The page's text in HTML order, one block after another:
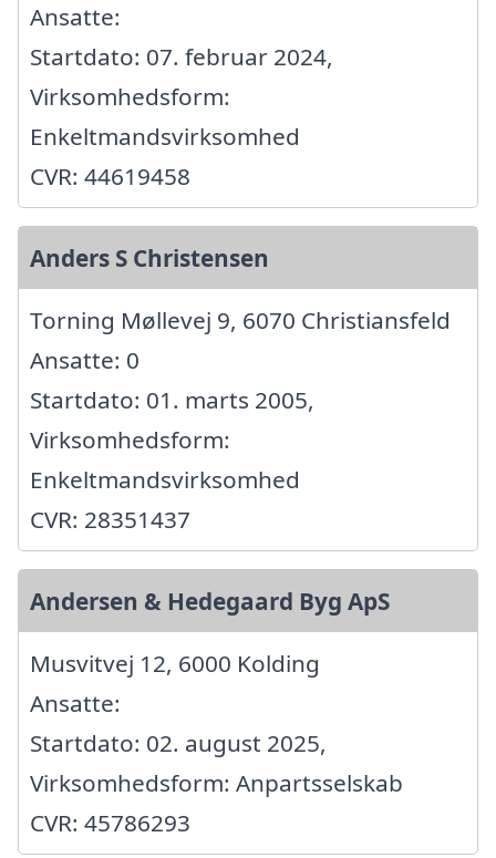
Ansatte:
Startdato: 07. februar 2024,
Virksomhedsform:
Enkeltmandsvirksomhed
CVR: 44619458
Anders S Christensen
Torning Møllevej 9, 6070 Christiansfeld
Ansatte: 0
Startdato: 01. marts 2005,
Virksomhedsform:
Enkeltmandsvirksomhed
CVR: 28351437
Andersen & Hedegaard Byg ApS
Musvitvej 12, 6000 Kolding
Ansatte:
Startdato: 02. august 2025,
Virksomhedsform: Anpartsselskab
CVR: 45786293